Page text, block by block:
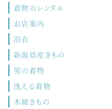
着物のレンタル
お店案内
浴衣
新潟県産きもの
男の着物
洗える着物
木綿きもの